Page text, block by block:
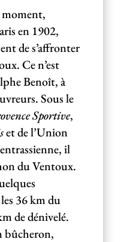
moment,
en 1902,
de s’affronter
Ce n’est
Benoît, à
Sous le
Sportive,
et de l’Union
il
du Ventoux.
36 km du
de dénivelé.
bûcheron,